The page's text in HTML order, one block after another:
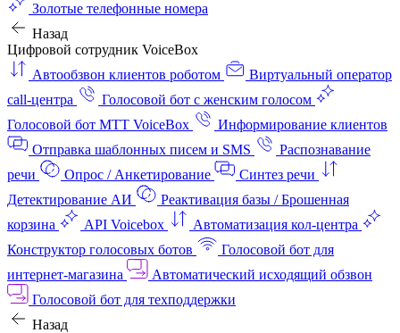
Золотые телефонные номера
Назад
Цифровой сотрудник VoiceBox
Автообзвон клиентов роботом
Виртуальный оператор
call-центра
Голосовой бот с женским голосом
Голосовой бот МТТ VoiceBox
Информирование клиентов
Отправка шаблонных писем и SMS
Распознавание
речи
Опрос / Анкетирование
Синтез речи
Детектирование АИ
Реактивация базы / Брошенная
корзина
API Voicebox
Автоматизация кол‑центра
Конструктор голосовых ботов
Голосовой бот для
интернет‑магазина
Автоматический исходящий обзвон
Голосовой бот для техподдержки
Назад